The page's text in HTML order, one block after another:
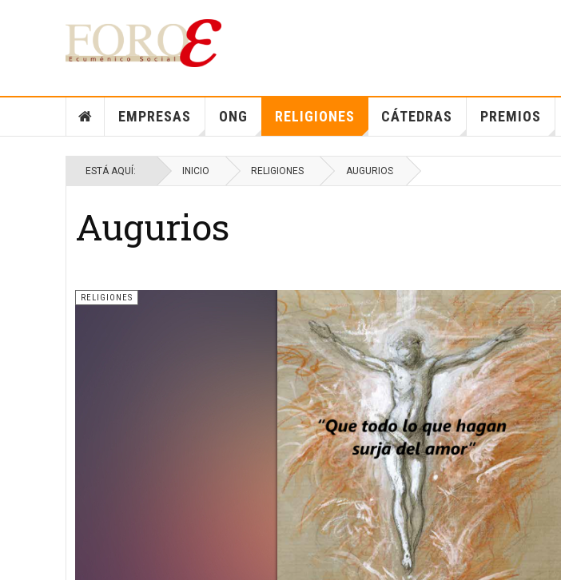
EMPRESAS ONG RELIGIONES CÁTEDRAS PREMIOS
ESTÁ AQUÍ: INICIO RELIGIONES AUGURIOS
Augurios
RELIGIONES